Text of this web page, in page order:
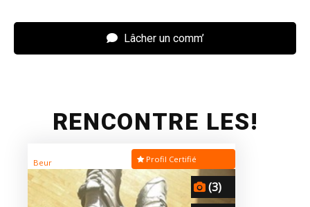
Lâcher un comm’
RENCONTRE LES!